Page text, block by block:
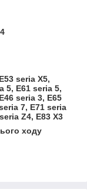
seria X5,
5, E61 seria 5,
seria 3, E65
7, E71 seria
Z4, E83 X3
ходу